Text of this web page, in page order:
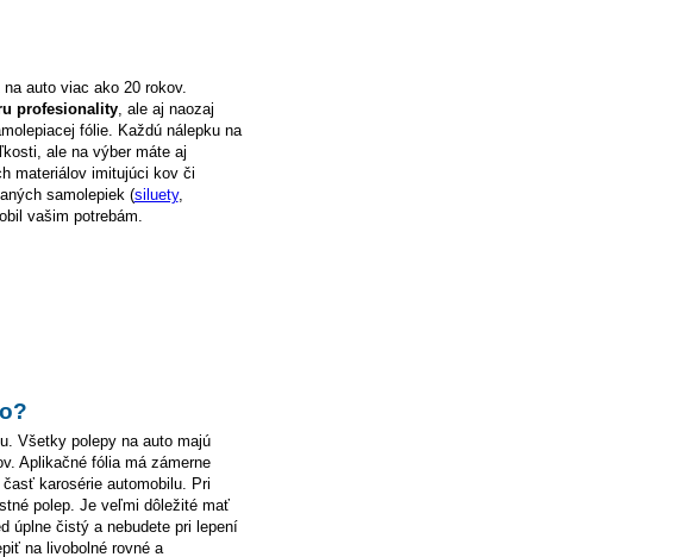
auto viac ako 20 rokov.
profesionality, ale aj naozaj
fólie. Každú nálepku na
ale na výber máte aj
materiálov imitujúci kov či
samolepiek (siluety,
vašim potrebám.
Všetky polepy na auto majú
Aplikačné fólia má zámerne
karosérie automobilu. Pri
polep. Je veľmi dôležité mať
úplne čistý a nebudete pri lepení
na livobolné rovné a